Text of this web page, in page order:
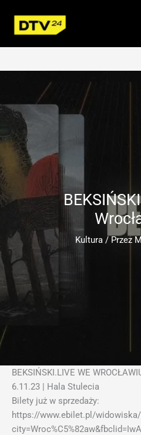
treści
Kultura / Przez
BEKSIŃSKI.LIVE WE
6.11.23 | Hala Stulecia
Bilety już w sprzedaży:
https://www.ebilet.pl/